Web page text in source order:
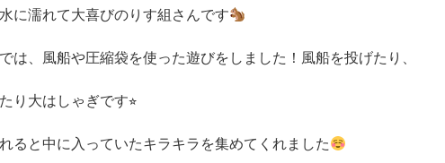
に濡れて大喜びのりす組さんです
は、風船や圧縮袋を使った遊びをしました！風船を投げたり、
り大はしゃぎです⭐︎
ると中に入っていたキラキラを集めてくれました